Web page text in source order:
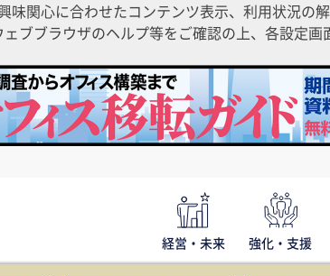
関心に合わせたコンテンツ表示、利用状況の
ブラウザのヘルプ等をご確認の上、各設定画
経営・未来 強化・支援